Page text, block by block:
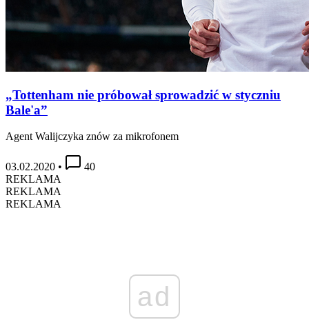
„Tottenham nie próbował sprowadzić w styczniu
Bale'a”
Agent Walijczyka znów za mikrofonem
03.02.2020 •
40
REKLAMA
REKLAMA
REKLAMA
ad